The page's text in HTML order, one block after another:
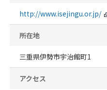
http://www.isejingu.or.jp/
所在地
三重県伊勢市宇治館町1
アクセス